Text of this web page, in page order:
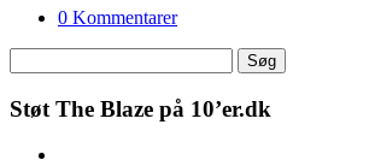
0 Kommentarer
Støt The Blaze på 10’er.dk